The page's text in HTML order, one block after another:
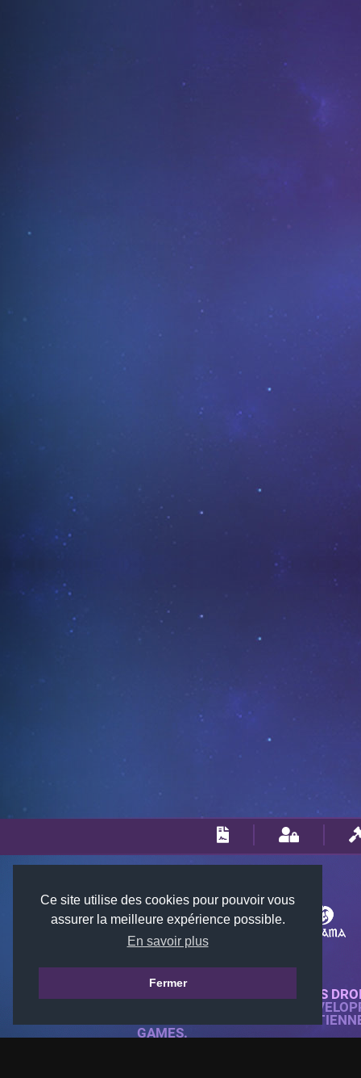
Ce site utilise des cookies pour pouvoir vous
assurer la meilleure expérience possible.
En savoir plus
Fermer
© 2018-2026 KTARENA. TOUS
SITE WEB ENTIÈREMENT
TOUTES LES IMAGES
GAMES.